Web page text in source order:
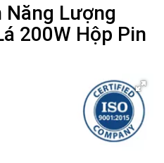
Lượng
200W Hộp Pin